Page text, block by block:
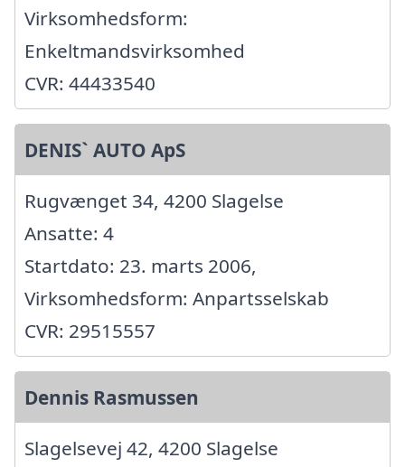
Virksomhedsform:
Enkeltmandsvirksomhed
CVR: 44433540
DENIS` AUTO ApS
Rugvænget 34, 4200 Slagelse
Ansatte: 4
Startdato: 23. marts 2006,
Virksomhedsform: Anpartsselskab
CVR: 29515557
Dennis Rasmussen
Slagelsevej 42, 4200 Slagelse